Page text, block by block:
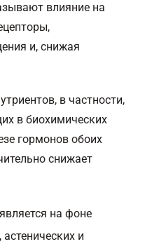
влияние на
и, снижая
в частности,
в биохимических
гормонов обоих
снижает
на фоне
и